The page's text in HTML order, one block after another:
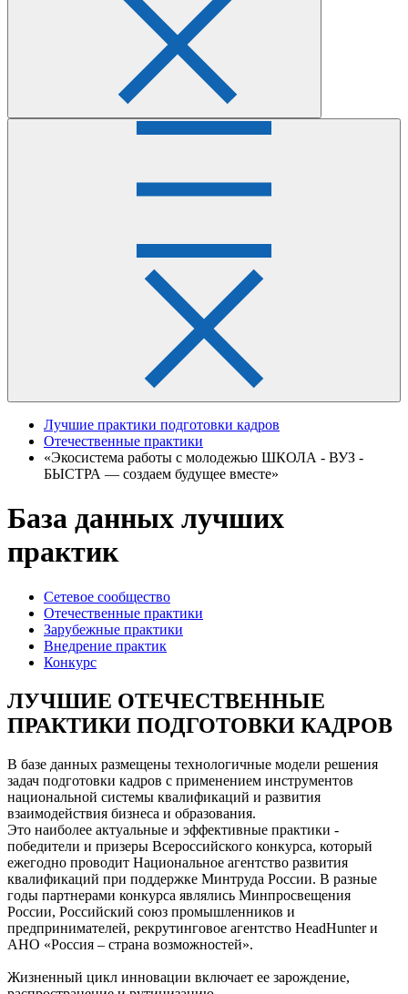
Лучшие практики подготовки кадров
Отечественные практики
«Экосистема работы с молодежью ШКОЛА - ВУЗ -
БЫСТРА — создаем будущее вместе»
База данных лучших
практик
Сетевое сообщество
Отечественные практики
Зарубежные практики
Внедрение практик
Конкурс
ЛУЧШИЕ ОТЕЧЕСТВЕННЫЕ
ПРАКТИКИ ПОДГОТОВКИ КАДРОВ
В базе данных размещены технологичные модели решения
задач подготовки кадров с применением инструментов
национальной системы квалификаций и развития
взаимодействия бизнеса и образования.
Это наиболее актуальные и эффективные практики -
победители и призеры Всероссийского конкурса, который
ежегодно проводит Национальное агентство развития
квалификаций при поддержке Минтруда России. В разные
годы партнерами конкурса являлись Минпросвещения
России, Российский союз промышленников и
предпринимателей, рекрутинговое агентство HeadHunter и
АНО «Россия – страна возможностей».
Жизненный цикл инновации включает ее зарождение,